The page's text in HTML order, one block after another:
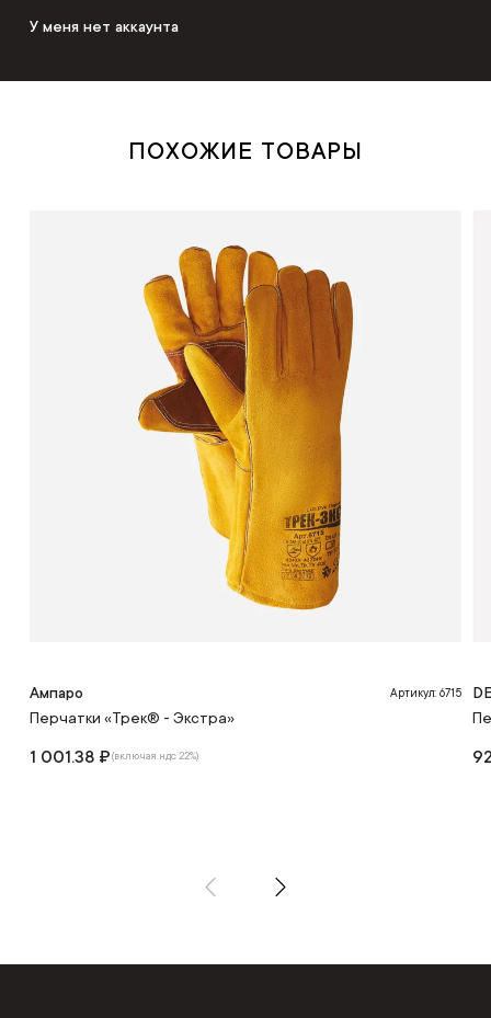
У меня нет аккаунта
ПОХОЖИЕ ТОВАРЫ
Ампаро Артикул: 6715
Перчатки «Трек® - Экстра»
1 001.38 ₽(включая ндс 22%)